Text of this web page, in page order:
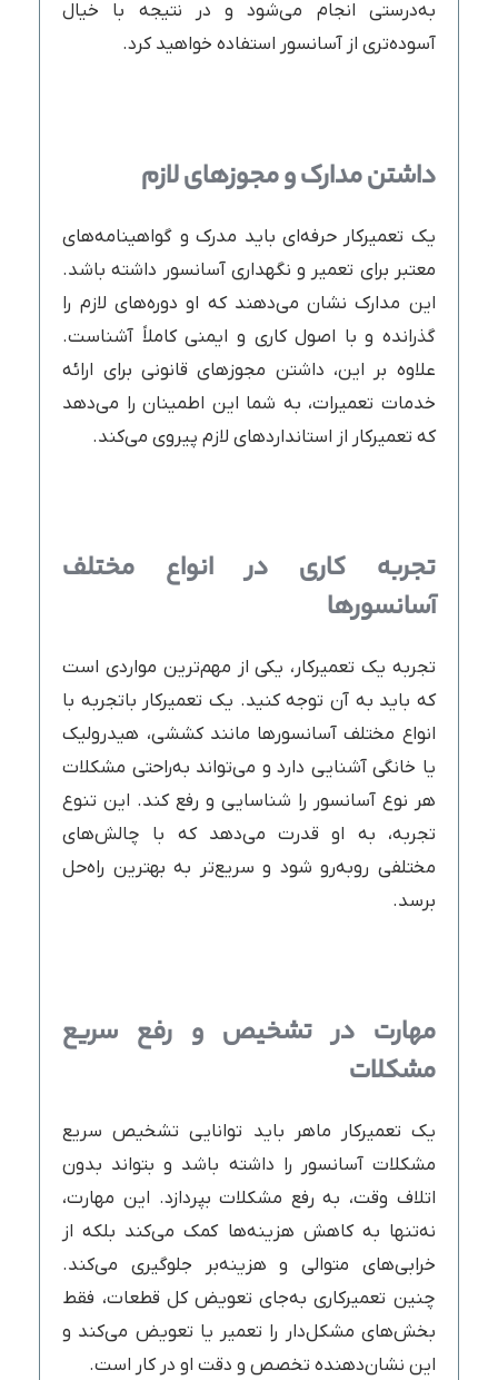
به‌درستی انجام می‌شود و در نتیجه با خیال
آسوده‌تری از آسانسور استفاده خواهید کرد.
داشتن مدارک و مجوزهای لازم
یک تعمیرکار حرفه‌ای باید مدرک و گواهینامه‌های
معتبر برای تعمیر و نگهداری آسانسور داشته باشد.
این مدارک نشان می‌دهند که او دوره‌های لازم را
گذرانده و با اصول کاری و ایمنی کاملاً آشناست.
علاوه بر این، داشتن مجوزهای قانونی برای ارائه
خدمات تعمیرات، به شما این اطمینان را می‌دهد
که تعمیرکار از استانداردهای لازم پیروی می‌کند.
تجربه کاری در انواع مختلف
آسانسورها
تجربه یک تعمیرکار، یکی از مهم‌ترین مواردی است
که باید به آن توجه کنید. یک تعمیرکار باتجربه با
انواع مختلف آسانسورها مانند کششی، هیدرولیک
یا خانگی آشنایی دارد و می‌تواند به‌راحتی مشکلات
هر نوع آسانسور را شناسایی و رفع کند. این تنوع
تجربه، به او قدرت می‌دهد که با چالش‌های
مختلفی روبه‌رو شود و سریع‌تر به بهترین راه‌حل
برسد.
مهارت در تشخیص و رفع سریع
مشکلات
یک تعمیرکار ماهر باید توانایی تشخیص سریع
مشکلات آسانسور را داشته باشد و بتواند بدون
اتلاف وقت، به رفع مشکلات بپردازد. این مهارت،
نه‌تنها به کاهش هزینه‌ها کمک می‌کند بلکه از
خرابی‌های متوالی و هزینه‌بر جلوگیری می‌کند.
چنین تعمیرکاری به‌جای تعویض کل قطعات، فقط
بخش‌های مشکل‌دار را تعمیر یا تعویض می‌کند و
این نشان‌دهنده تخصص و دقت او در کار است.